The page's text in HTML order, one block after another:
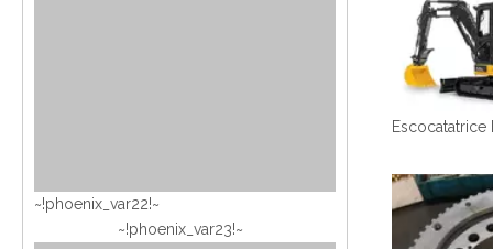
~!phoenix_var22!~
~!phoenix_var23!~